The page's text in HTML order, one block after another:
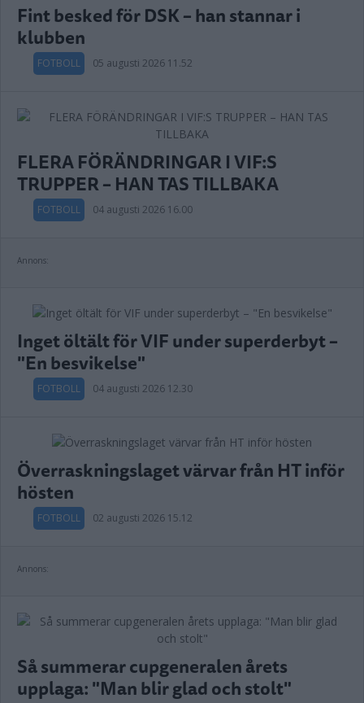
Fint besked för DSK – han stannar i
klubben
FOTBOLL 05 augusti 2026 11.52
FLERA FÖRÄNDRINGAR I VIF:S
TRUPPER – HAN TAS TILLBAKA
FOTBOLL 04 augusti 2026 16.00
Annons:
Inget öltält för VIF under superderbyt –
"En besvikelse"
FOTBOLL 04 augusti 2026 12.30
Överraskningslaget värvar från HT inför
hösten
FOTBOLL 02 augusti 2026 15.12
Annons:
Så summerar cupgeneralen årets
upplaga: "Man blir glad och stolt"